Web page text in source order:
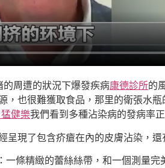
的周遭的狀況下爆發疾病康德診所的
也很難獲取食品，那里的衛張水瓶
健樂我們看到多種沾染病的發病率
現了包含疥瘡在內的皮膚沾染，還
條精緻的蕾絲絲帶，和一個測量完